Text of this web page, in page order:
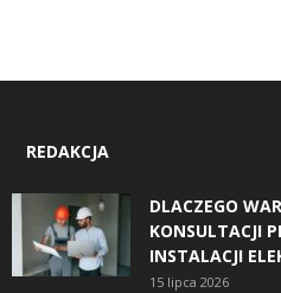
REDAKCJA
DLACZEGO
KONSULTACJI
INSTALACJI
15 lipca 2026